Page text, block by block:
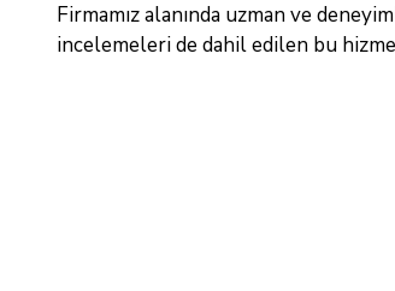
Firmamız alanında uzman ve
incelemeleri de dahil edilen bu